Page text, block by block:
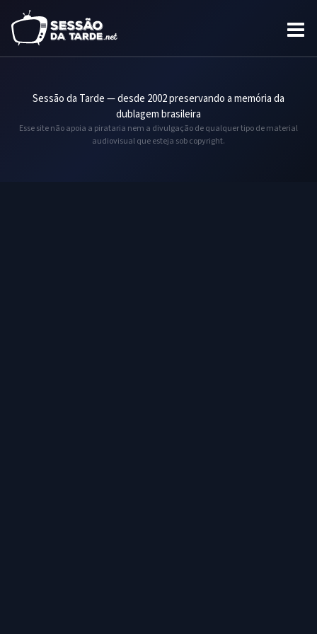
Sessão da Tarde — desde 2002 preservando a memória da
dublagem brasileira
Esse site não apoia a pirataria nem a divulgação de qualquer tipo de material
audiovisual que esteja sob copyright.